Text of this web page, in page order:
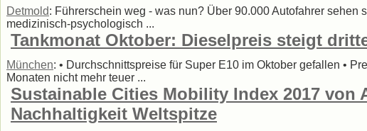
Detmold: Führerschein weg - was nun? Über 90.000 Autofahrer
medizinisch-psychologisch ...
Tankmonat Oktober: Dieselpreis steigt
München: • Durchschnittspreise für Super E10 im Oktober gefallen •
Monaten nicht mehr teuer ...
Sustainable Cities Mobility Index 2017
Nachhaltigkeit Weltspitze